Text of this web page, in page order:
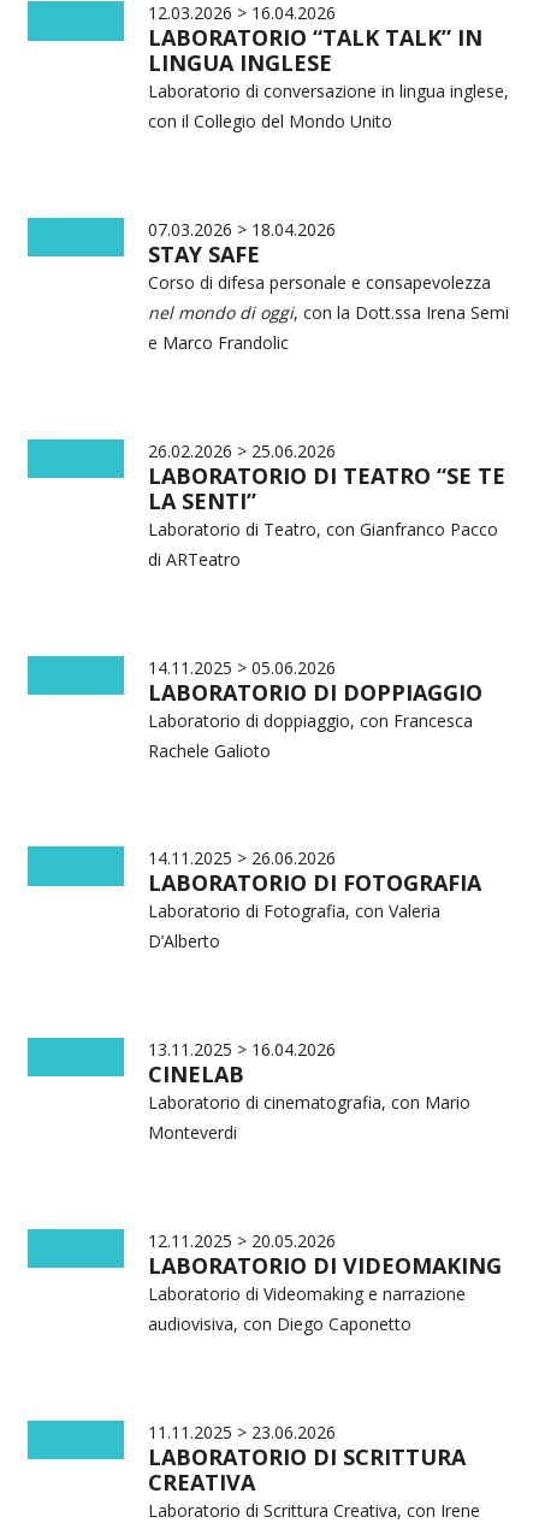
12.03.2026 > 16.04.2026
LABORATORIO “TALK TALK” IN
LINGUA INGLESE
Laboratorio di conversazione in lingua inglese,
con il Collegio del Mondo Unito
07.03.2026 > 18.04.2026
STAY SAFE
Corso di difesa personale e consapevolezza
nel mondo di oggi, con la Dott.ssa Irena Semi
e Marco Frandolic
26.02.2026 > 25.06.2026
LABORATORIO DI TEATRO “SE TE
LA SENTI”
Laboratorio di Teatro, con Gianfranco Pacco
di ARTeatro
14.11.2025 > 05.06.2026
LABORATORIO DI DOPPIAGGIO
Laboratorio di doppiaggio, con Francesca
Rachele Galioto
14.11.2025 > 26.06.2026
LABORATORIO DI FOTOGRAFIA
Laboratorio di Fotografia, con Valeria
D’Alberto
13.11.2025 > 16.04.2026
CINELAB
Laboratorio di cinematografia, con Mario
Monteverdi
12.11.2025 > 20.05.2026
LABORATORIO DI VIDEOMAKING
Laboratorio di Videomaking e narrazione
audiovisiva, con Diego Caponetto
11.11.2025 > 23.06.2026
LABORATORIO DI SCRITTURA
CREATIVA
Laboratorio di Scrittura Creativa, con Irene